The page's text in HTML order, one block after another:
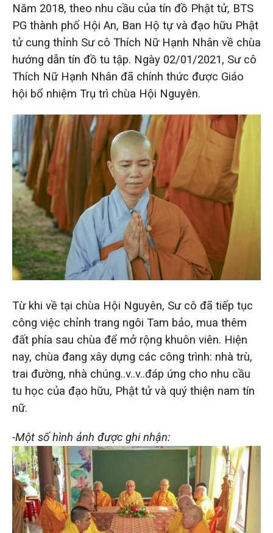
Năm 2018, theo nhu cầu của tín đồ Phật tử, BTS
PG thành phố Hội An, Ban Hộ tự và đạo hữu Phật
tử cung thỉnh Sư cô Thích Nữ Hạnh Nhân về chùa
hướng dẫn tín đồ tu tập. Ngày 02/01/2021, Sư cô
Thích Nữ Hạnh Nhân đã chính thức được Giáo
hội bổ nhiệm Trụ trì chùa Hội Nguyên.
Từ khi về tại chùa Hội Nguyên, Sư cô đã tiếp tục
công việc chỉnh trang ngôi Tam bảo, mua thêm
đất phía sau chùa để mở rộng khuôn viên. Hiện
nay, chùa đang xây dựng các công trình: nhà trù,
trai đường, nhà chúng..v..v..đáp ứng cho nhu cầu
tu học của đạo hữu, Phật tử và quý thiện nam tín
nữ.
-Một số hình ảnh được ghi nhận: